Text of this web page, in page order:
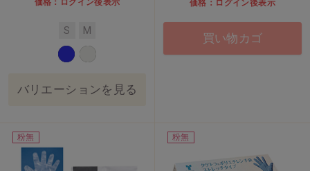
価格：ログイン後表示
S M
バリエーションを見る
価格：ログイン後表示
買い物カゴ
粉無 粉無